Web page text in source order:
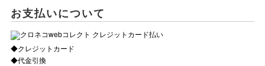
お支払いについて
◆クレジットカード
◆代金引換